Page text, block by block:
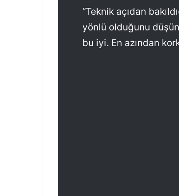
“Teknik açıdan
yönlü olduğunu
bu iyi. En azından